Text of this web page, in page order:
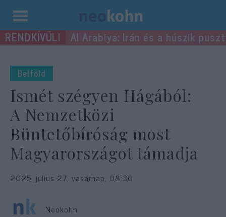
Kilépés
a Al Arabiya: Irán és a húszik
Belföld
Ismét szégyen Hágából:
A Nemzetközi
Büntetőbíróság most
Magyarországot támadja
2025. július 27. vasárnap, 08:30
Neokohn